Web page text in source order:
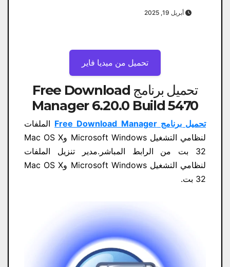
أبريل 19, 2025
تحميل من ميديا ​​فاير
تحميل برنامج Free Download
Manager 6.20.0 Build 5470
تحميل برنامج Free Download Manager
الملفات
لنظامي التشغيل Microsoft Windows وMac OS X
32 بت من الرابط المباشر.مدير تنزيل الملفات
لنظامي التشغيل Microsoft Windows وMac OS X
32 بت.